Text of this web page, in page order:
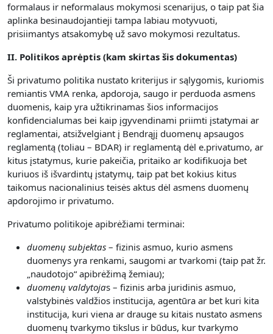
formalaus ir neformalaus mokymosi scenarijus, o taip pat šia
aplinka besinaudojantieji tampa labiau motyvuoti,
prisiimantys atsakomybę už savo mokymosi rezultatus.
II. Politikos aprėptis (kam skirtas šis dokumentas)
Ši privatumo politika nustato kriterijus ir sąlygomis, kuriomis
remiantis VMA renka, apdoroja, saugo ir perduoda asmens
duomenis, kaip yra užtikrinamas šios informacijos
konfidencialumas bei kaip įgyvendinami priimti įstatymai ar
reglamentai, atsižvelgiant į Bendrąjį duomenų apsaugos
reglamentą (toliau – BDAR) ir reglamentą dėl e.privatumo, ar
kitus įstatymus, kurie pakeičia, pritaiko ar kodifikuoja bet
kuriuos iš išvardintų įstatymų, taip pat bet kokius kitus
taikomus nacionalinius teisės aktus dėl asmens duomenų
apdorojimo ir privatumo.
Privatumo politikoje apibrėžiami terminai:
duomenų subjektas – fizinis asmuo, kurio asmens
duomenys yra renkami, saugomi ar tvarkomi (taip pat žr.
„naudotojo“ apibrėžimą žemiau);
duomenų valdytojas – fizinis arba juridinis asmuo,
valstybinės valdžios institucija, agentūra ar bet kuri kita
institucija, kuri viena ar drauge su kitais nustato asmens
duomenų tvarkymo tikslus ir būdus, kur tvarkymo